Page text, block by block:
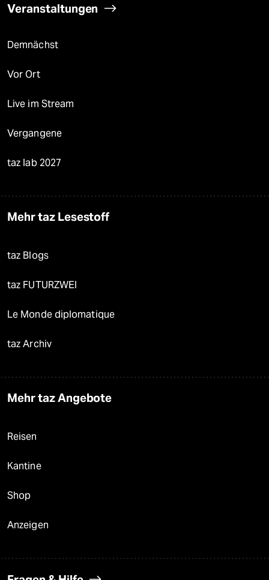
Veranstaltungen
Demnächst
Vor Ort
Live im Stream
Vergangene
taz lab 2027
Mehr taz Lesestoff
taz Blogs
taz FUTURZWEI
Le Monde diplomatique
taz Archiv
Mehr taz Angebote
Reisen
Kantine
Shop
Anzeigen